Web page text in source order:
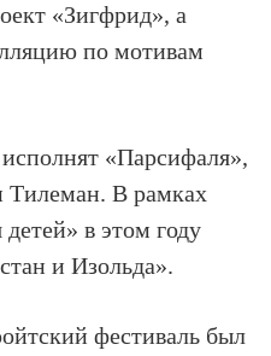
«Зигфрид», а
по мотивам
«Парсифаля»,
Тилеман. В рамках
в этом году
и Изольда».
фестиваль был